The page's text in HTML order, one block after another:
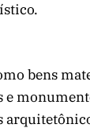
bens